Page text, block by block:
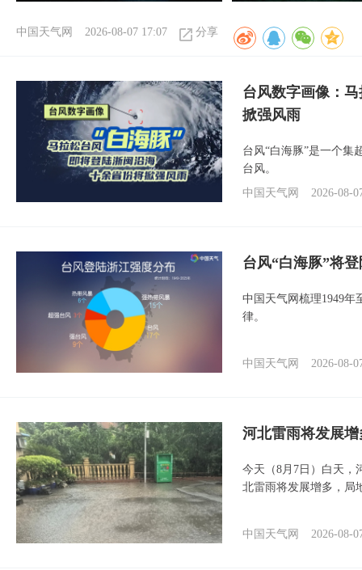
中国天气网 2026-08-07 17:07 分享
台风数字画像：
掀强风雨
台风“白海豚”是一个集
台风。
中国天气网
2026-08-
台风“白海豚”将
中国天气网梳理1949年
律。
中国天气网 2026-08-
河北雷雨将发展
今天（8月7日）白天，
北雷雨将发展增多，局
中国天气网 2026-08-